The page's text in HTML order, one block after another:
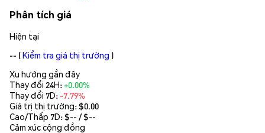
Phân tích giá
Hiện tại
-- (Kiểm tra giá thị trường )
Xu hướng gần đây
Thay đổi 24H:+0.00%
Thay đổi 7D: -7.79%
Giá trị thị trường:$0.00
Cao/Thấp 7D: $-- / $--
Cảm xúc cộng đồng